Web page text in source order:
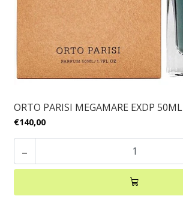
ORTO PARISI MEGAMARE EXDP 50ML
€140,00
-